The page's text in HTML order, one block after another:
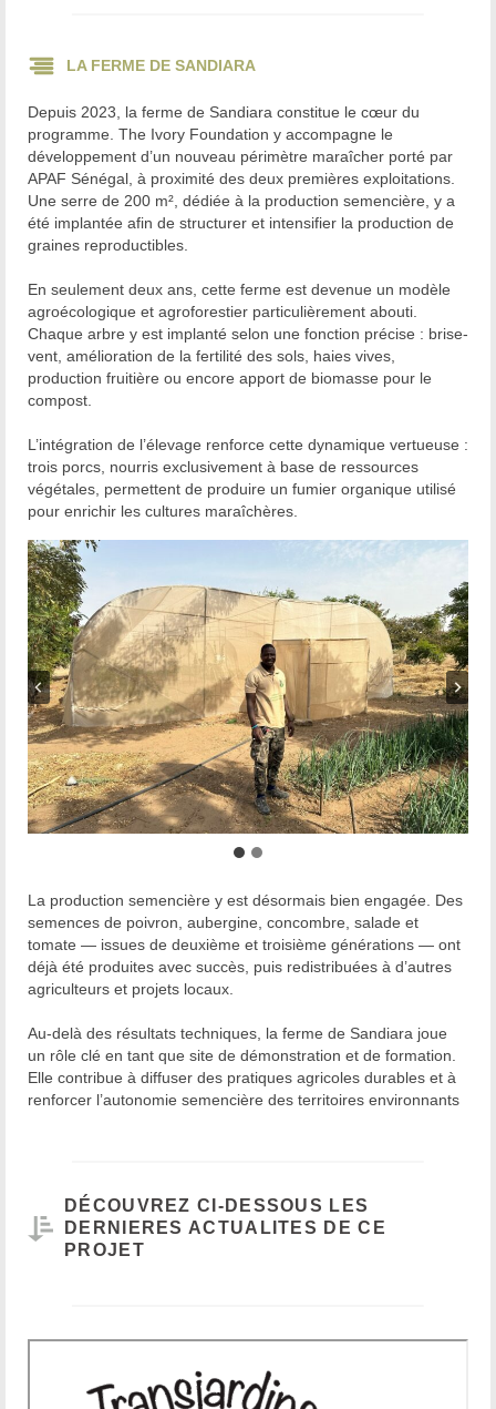
LA FERME DE SANDIARA
Depuis 2023, la ferme de Sandiara constitue le cœur du
programme. The Ivory Foundation y accompagne le
développement d’un nouveau périmètre maraîcher porté par
APAF Sénégal, à proximité des deux premières exploitations.
Une serre de 200 m², dédiée à la production semencière, y a
été implantée afin de structurer et intensifier la production de
graines reproductibles.
En seulement deux ans, cette ferme est devenue un modèle
agroécologique et agroforestier particulièrement abouti.
Chaque arbre y est implanté selon une fonction précise : brise-
vent, amélioration de la fertilité des sols, haies vives,
production fruitière ou encore apport de biomasse pour le
compost.
L’intégration de l’élevage renforce cette dynamique vertueuse :
trois porcs, nourris exclusivement à base de ressources
végétales, permettent de produire un fumier organique utilisé
pour enrichir les cultures maraîchères.
La production semencière y est désormais bien engagée. Des
semences de poivron, aubergine, concombre, salade et
tomate — issues de deuxième et troisième générations — ont
déjà été produites avec succès, puis redistribuées à d’autres
agriculteurs et projets locaux.
Au-delà des résultats techniques, la ferme de Sandiara joue
un rôle clé en tant que site de démonstration et de formation.
Elle contribue à diffuser des pratiques agricoles durables et à
renforcer l’autonomie semencière des territoires environnants
DÉCOUVREZ CI-DESSOUS LES
DERNIERES ACTUALITES DE CE
PROJET